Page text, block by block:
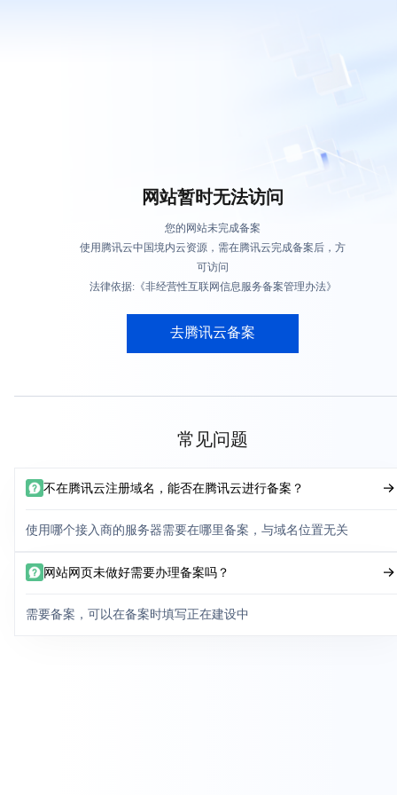
网站暂时无法访问
您的网站未完成备案
使用腾讯云中国境内云资源，需在腾讯云完成备案后，方
可访问
法律依据:《非经营性互联网信息服务备案管理办法》
去腾讯云备案
常见问题
不在腾讯云注册域名，能否在腾讯云进行备案？
使用哪个接入商的服务器需要在哪里备案，与域名位置无关
网站网页未做好需要办理备案吗？
需要备案，可以在备案时填写正在建设中